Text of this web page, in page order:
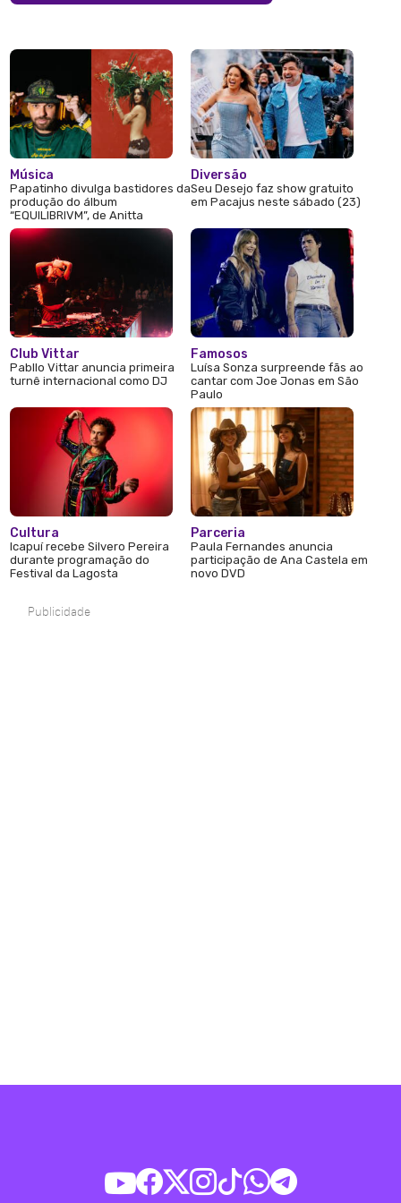
Música
Papatinho divulga bastidores da
produção do álbum
“EQUILIBRIVM”, de Anitta
Club Vittar
Pabllo Vittar anuncia primeira
turnê internacional como DJ
Cultura
Icapuí recebe Silvero Pereira
durante programação do
Festival da Lagosta
Diversão
Seu Desejo faz show gratuito
em Pacajus neste sábado (23)
Famosos
Luísa Sonza surpreende fãs ao
cantar com Joe Jonas em São
Paulo
Parceria
Paula Fernandes anuncia
participação de Ana Castela em
novo DVD
Publicidade